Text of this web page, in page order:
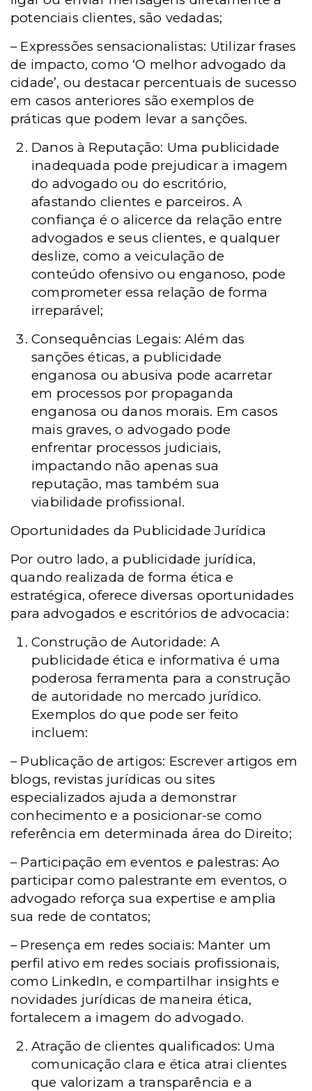
potenciais clientes, são vedadas;
– Expressões sensacionalistas: Utilizar frases
de impacto, como ‘O melhor advogado da
cidade’, ou destacar percentuais de sucesso
em casos anteriores são exemplos de
práticas que podem levar a sanções.
Danos à Reputação: Uma publicidade
inadequada pode prejudicar a imagem
do advogado ou do escritório,
afastando clientes e parceiros. A
confiança é o alicerce da relação entre
advogados e seus clientes, e qualquer
deslize, como a veiculação de
conteúdo ofensivo ou enganoso, pode
comprometer essa relação de forma
irreparável;
Consequências Legais: Além das
sanções éticas, a publicidade
enganosa ou abusiva pode acarretar
em processos por propaganda
enganosa ou danos morais. Em casos
mais graves, o advogado pode
enfrentar processos judiciais,
impactando não apenas sua
reputação, mas também sua
viabilidade profissional.
Oportunidades da Publicidade Jurídica
Por outro lado, a publicidade jurídica,
quando realizada de forma ética e
estratégica, oferece diversas oportunidades
para advogados e escritórios de advocacia:
Construção de Autoridade: A
publicidade ética e informativa é uma
poderosa ferramenta para a construção
de autoridade no mercado jurídico.
Exemplos do que pode ser feito
incluem:
– Publicação de artigos: Escrever artigos em
blogs, revistas jurídicas ou sites
especializados ajuda a demonstrar
conhecimento e a posicionar-se como
referência em determinada área do Direito;
– Participação em eventos e palestras: Ao
participar como palestrante em eventos, o
advogado reforça sua expertise e amplia
sua rede de contatos;
– Presença em redes sociais: Manter um
perfil ativo em redes sociais profissionais,
como LinkedIn, e compartilhar insights e
novidades jurídicas de maneira ética,
fortalecem a imagem do advogado.
Atração de clientes qualificados: Uma
comunicação clara e ética atrai clientes
que valorizam a transparência e a